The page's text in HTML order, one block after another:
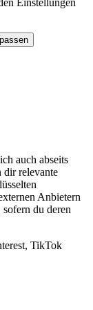
auch abseits
dir relevante
Anbietern
du deren
TikTok